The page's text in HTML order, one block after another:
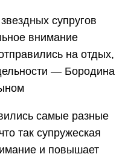
супругов
внимание
на отдых,
— Бородина
самые разные
так супружеская
и повышает